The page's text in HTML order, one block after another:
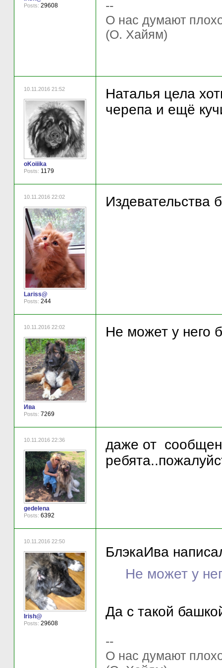
Posts: 29608
--
О нас думают
(О. Хайям)
10.11.2016 21:52
oKoiiika
Posts: 1179
Наталья цела
черепа и ещё
10.11.2016 22:02
Lariss@
Posts: 244
Издевательства
10.11.2016 22:02
Ива
Posts: 7269
Не может у него
10.11.2016 22:36
gedelena
Posts: 6392
даже от
10.11.2016 22:50
Irish@
Posts: 29608
БлэкаИва
Не может у
Да с такой
--
О нас думают